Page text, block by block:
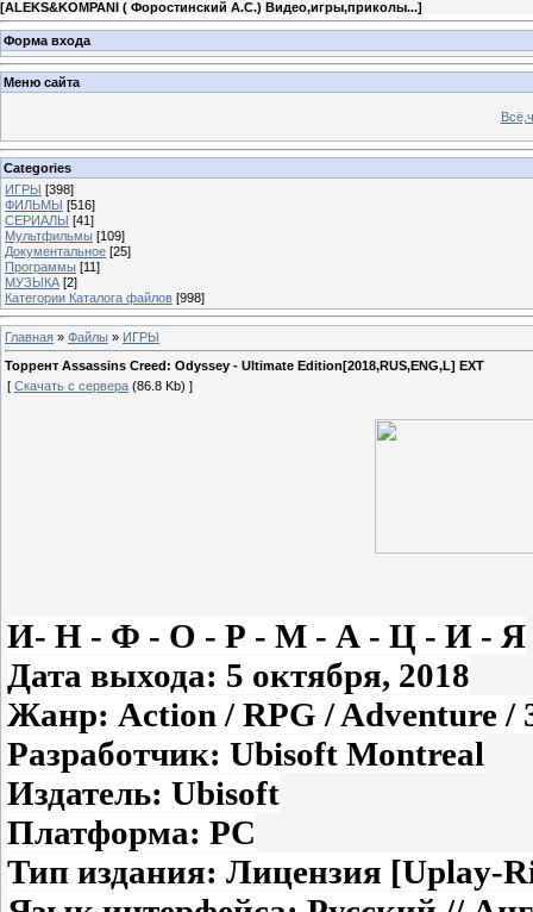
[ALEKS&KOMPANI ( Форостинский А.С.) Видео,игры,приколы...]
Форма входа
Меню сайта
Categories
ИГРЫ [398]
ФИЛЬМЫ [516]
СЕРИАЛЫ [41]
Мультфильмы [109]
Документальное [25]
Программы [11]
МУЗЫКА [2]
Категории Каталога файлов [998]
Главная » Файлы » ИГРЫ
Торрент Assassins Creed: Odyssey - Ultimate Edition[2018,RUS,ENG,L] EXT
[ Скачать с сервера (86.8 Kb) ]
И- Н - Ф - О - Р - М - А - Ц - И - Я
Дата выхода: 5 октября, 2018
Жанр: Action / RPG / Adventure /
Разработчик: Ubisoft Montreal
Издатель: Ubisoft
Платформа: РС
Тип издания: Лицензия [Uplay-